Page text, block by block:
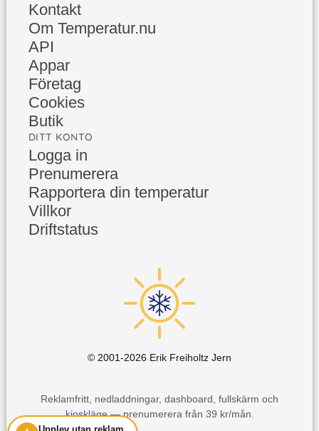
Kontakt
Om Temperatur.nu
API
Appar
Företag
Cookies
Butik
DITT KONTO
Logga in
Prenumerera
Rapportera din temperatur
Villkor
Driftstatus
© 2001-2026 Erik Freiholtz Jern
Reklamfritt, nedladdningar, dashboard, fullskärm och
kioskläge — prenumerera från 39 kr/mån.